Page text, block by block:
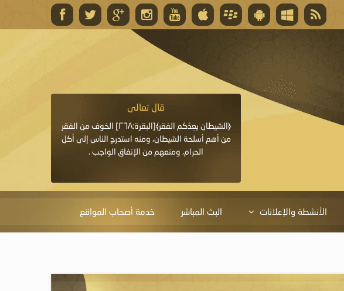
قال تعالى
وهي مفتاح باب العطايا التي
قال تعالى
﴿الشيطان يعِدُكم الفقر﴾[البقرة:٢٦٨] الخوف من الفقر
من أهم أسلحة الشيطان، ومنه استدرج الناس إلى أكل
الحرام، ومنعهم من الإنفاق الواجب .
الأنشطة والإعلانات البث المباشر خدمة أصحاب المواقع